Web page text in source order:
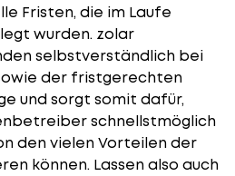
Fristen, die im Laufe
wurden. zolar
selbstverständlich bei
der fristgerechten
und sorgt somit dafür,
schnellstmöglich
den vielen Vorteilen der
können. Lassen also auch